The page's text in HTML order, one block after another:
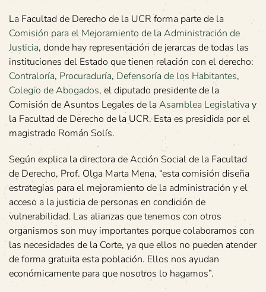
La Facultad de Derecho de la UCR forma parte de la
Comisión para el Mejoramiento de la Administración de
Justicia, donde hay representación de jerarcas de todas las
instituciones del Estado que tienen relación con el derecho:
Contraloría, Procuraduría, Defensoría de los Habitantes,
Colegio de Abogados, el diputado presidente de la
Comisión de Asuntos Legales de laAsamblea Legislativa y
la Facultad de Derecho de la UCR. Esta es presidida por el
magistrado Román Solís.
Según explica la directora de Acción Social de la Facultad
de Derecho, Prof. Olga Marta Mena, “esta comisión diseña
estrategias para el mejoramiento de la administración y el
acceso a la justicia de personas en condición de
vulnerabilidad. Las alianzas que tenemos con otros
organismos son muy importantes porque colaboramos con
las necesidades de la Corte, ya que ellos no pueden atender
de forma gratuita esta población. Ellos nos ayudan
económicamente para que nosotros lo hagamos”.